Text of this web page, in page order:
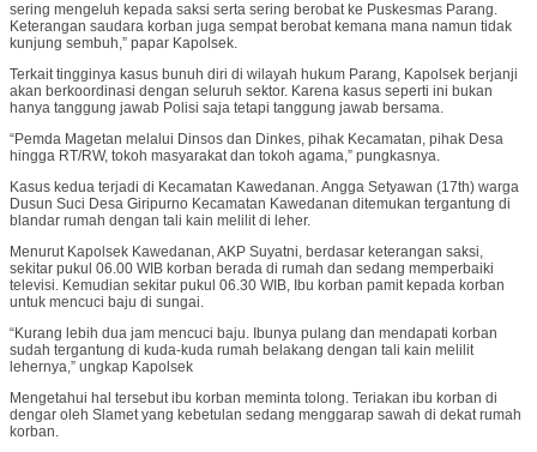
sering mengeluh kepada saksi serta sering berobat ke Puskesmas Parang.
Keterangan saudara korban juga sempat berobat kemana mana namun tidak
kunjung sembuh,” papar Kapolsek.
Terkait tingginya kasus bunuh diri di wilayah hukum Parang, Kapolsek berjanji
akan berkoordinasi dengan seluruh sektor. Karena kasus seperti ini bukan
hanya tanggung jawab Polisi saja tetapi tanggung jawab bersama.
“Pemda Magetan melalui Dinsos dan Dinkes, pihak Kecamatan, pihak Desa
hingga RT/RW, tokoh masyarakat dan tokoh agama,” pungkasnya.
Kasus kedua terjadi di Kecamatan Kawedanan. Angga Setyawan (17th) warga
Dusun Suci Desa Giripurno Kecamatan Kawedanan ditemukan tergantung di
blandar rumah dengan tali kain melilit di leher.
Menurut Kapolsek Kawedanan, AKP Suyatni, berdasar keterangan saksi,
sekitar pukul 06.00 WIB korban berada di rumah dan sedang memperbaiki
televisi. Kemudian sekitar pukul 06.30 WIB, Ibu korban pamit kepada korban
untuk mencuci baju di sungai.
“Kurang lebih dua jam mencuci baju. Ibunya pulang dan mendapati korban
sudah tergantung di kuda-kuda rumah belakang dengan tali kain melilit
lehernya,” ungkap Kapolsek
Mengetahui hal tersebut ibu korban meminta tolong. Teriakan ibu korban di
dengar oleh Slamet yang kebetulan sedang menggarap sawah di dekat rumah
korban.